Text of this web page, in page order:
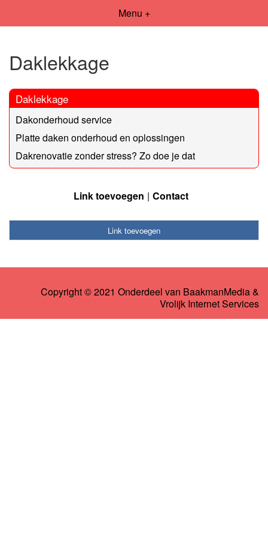
Menu +
Daklekkage
Daklekkage
Dakonderhoud service
Platte daken onderhoud en oplossingen
Dakrenovatie zonder stress? Zo doe je dat
Link toevoegen Contact
Link toevoegen
Copyright © 2021 Onderdeel van BaakmanMedia&
Vrolijk Internet Services